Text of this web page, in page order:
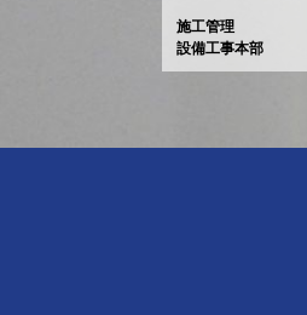
施工管理
設備工事本部